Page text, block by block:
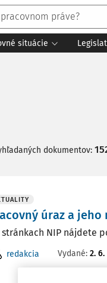
situácie
dokumentov:
úraz a jeho
stránkach NIP nájdete
redakcia Vydané: 2. 6.